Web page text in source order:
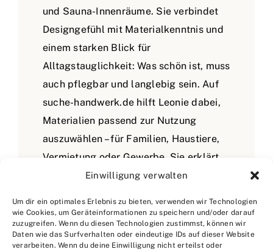
Einwilligung verwalten
Um dir ein optimales Erlebnis zu bieten, verwenden wir Technologien
wie Cookies, um Geräteinformationen zu speichern und/oder darauf
zuzugreifen. Wenn du diesen Technologien zustimmst, können wir
Daten wie das Surfverhalten oder eindeutige IDs auf dieser Website
verarbeiten. Wenn du deine Einwilligung nicht erteilst oder
und Sauna-Innenräume. Sie verbindet
Designgefühl mit Materialkenntnis und
einem starken Blick für
Alltagstauglichkeit: Was schön ist, muss
auch pflegbar und langlebig sein. Auf
suche-handwerk.de hilft Leonie dabei,
Materialien passend zur Nutzung
auszuwählen – für Familien, Haustiere,
Vermietung oder Gewerbe. Sie erklärt
typische Fehlerbilder (Fugenrisse,
zeigt, wie man Angebote und
Qualitätsstufen richtig einordnet.
Sanierung denkt sie gern in Etappen: